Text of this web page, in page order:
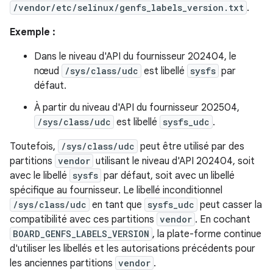
/vendor/etc/selinux/genfs_labels_version.txt .
Exemple :
Dans le niveau d'API du fournisseur 202404, le
nœud
/sys/class/udc est libellé sysfs par
défaut.
À partir du niveau d'API du fournisseur 202504,
/sys/class/udc est libellé sysfs_udc .
Toutefois,
/sys/class/udc peut être utilisé par des
partitions vendor utilisant le niveau d'API 202404, soit
avec le libellé sysfs par défaut, soit avec un libellé
spécifique au fournisseur. Le libellé inconditionnel
/sys/class/udc en tant que sysfs_udc peut casser la
compatibilité avec ces partitions vendor . En cochant
BOARD_GENFS_LABELS_VERSION , la plate-forme continue
d'utiliser les libellés et les autorisations précédents pour
les anciennes partitions vendor .